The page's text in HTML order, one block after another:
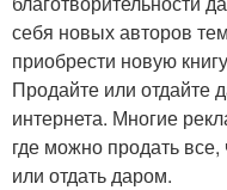
себя новых авторов
приобрести новую
Продайте или
интернета. Многие
где можно продать
или отдать даром.